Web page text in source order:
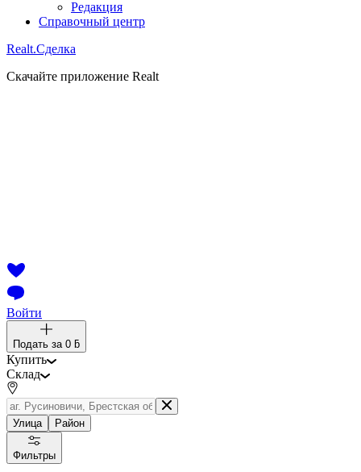
Редакция
Справочный центр
Realt.Сделка
Скачайте приложение Realt
Войти
Подать за 0 ƃ
Купить
Склад
Улица Район
Фильтры